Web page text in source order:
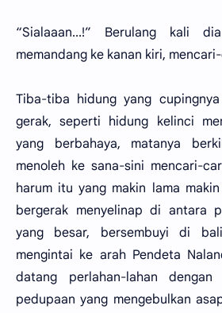
“Sialaaan...!” Berulang kali
memandang ke kanan kiri,
Tiba-tiba hidung yang
gerak, seperti hidung kelinci
yang berbahaya, matanya
menoleh ke sana-sini mencari-
harum itu yang makin lama
bergerak menyelinap di antara
yang besar, bersembuyi di
mengintai ke arah Pendeta
datang perlahan-lahan dengan
pedupaan yang mengebulkan